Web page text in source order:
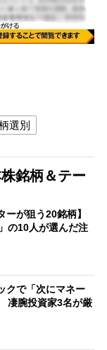
選別
銘柄＆テー
ーが狙う20銘柄】
の10人が選んだ注
クで「次にマネー
凄腕投資家3名が厳